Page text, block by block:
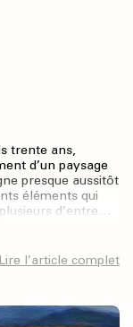
trente ans,
d’un paysage
presque aussitôt
éléments qui
d’entre…
Lire l’article complet